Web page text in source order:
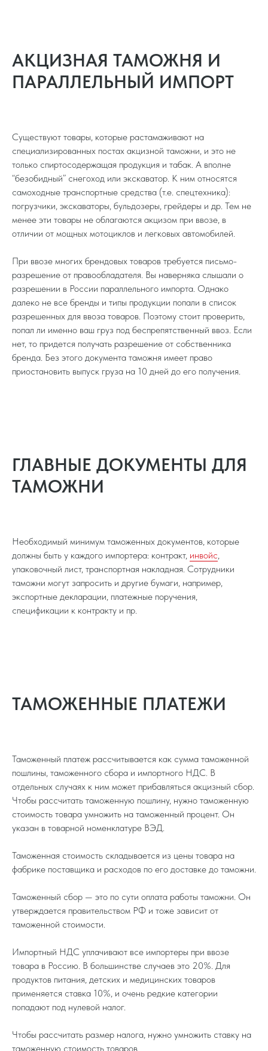
АКЦИЗНАЯ ТАМОЖНЯ И
ПАРАЛЛЕЛЬНЫЙ ИМПОРТ
Существуют товары, которые растамаживают на
специализированных постах акцизной таможни, и это не
только спиртосодержащая продукция и табак. А вполне
“безобидный” снегоход или экскаватор. К ним относятся
самоходные транспортные средства (т.е. спецтехника):
погрузчики, экскаваторы, бульдозеры, грейдеры и др. Тем не
менее эти товары не облагаются акцизом при ввозе, в
отличии от мощных мотоциклов и легковых автомобилей.
При ввозе многих брендовых товаров требуется письмо-
разрешение от правообладателя. Вы наверняка слышали о
разрешении в России параллельного импорта. Однако
далеко не все бренды и типы продукции попали в список
разрешенных для ввоза товаров. Поэтому стоит проверить,
попал ли именно ваш груз под беспрепятственный ввоз. Если
нет, то придется получать разрешение от собственника
бренда. Без этого документа таможня имеет право
приостановить выпуск груза на 10 дней до его получения.
ГЛАВНЫЕ ДОКУМЕНТЫ ДЛЯ
ТАМОЖНИ
Необходимый минимум таможенных документов, которые
должны быть у каждого импортера: контракт, инвойс,
упаковочный лист, транспортная накладная. Сотрудники
таможни могут запросить и другие бумаги, например,
экспортные декларации, платежные поручения,
спецификации к контракту и пр.
ТАМОЖЕННЫЕ ПЛАТЕЖИ
Таможенный платеж рассчитывается как сумма таможенной
пошлины, таможенного сбора и импортного НДС. В
отдельных случаях к ним может прибавляться акцизный сбор.
Чтобы рассчитать таможенную пошлину, нужно таможенную
стоимость товара умножить на таможенный процент. Он
указан в товарной номенклатуре ВЭД.
Таможенная стоимость складывается из цены товара на
фабрике поставщика и расходов по его доставке до таможни.
Таможенный сбор — это по сути оплата работы таможни. Он
утверждается правительством РФ и тоже зависит от
таможенной стоимости.
Импортный НДС уплачивают все импортеры при ввозе
товара в Россию. В большинстве случаев это 20%. Для
продуктов питания, детских и медицинских товаров
применяется ставка 10%, и очень редкие категории
попадают под нулевой налог.
Чтобы рассчитать размер налога, нужно умножить ставку на
таможенную стоимость товаров.